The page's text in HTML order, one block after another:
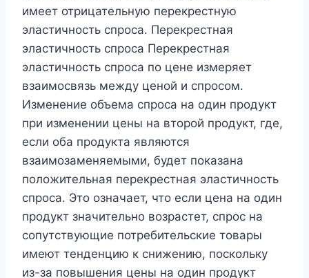
имеет отрицательную перекрестную
эластичность спроса. Перекрестная
эластичность спроса Перекрестная
эластичность спроса по цене измеряет
взаимосвязь между ценой и спросом.
Изменение объема спроса на один продукт
при изменении цены на второй продукт, где,
если оба продукта являются
взаимозаменяемыми, будет показана
положительная перекрестная эластичность
спроса. Это означает, что если цена на один
продукт значительно возрастет, спрос на
сопутствующие потребительские товары
имеют тенденцию к снижению, поскольку
из-за повышения цены на один продукт